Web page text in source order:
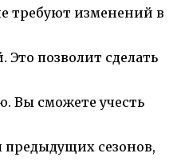
требуют изменений в
позволит сделать
Вы сможете учесть
предыдущих сезонов,